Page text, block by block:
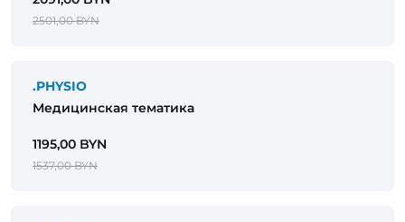
2501,00 BYN
.PHYSIO
Медицинская тематика
1195,00 BYN
1537,00 BYN